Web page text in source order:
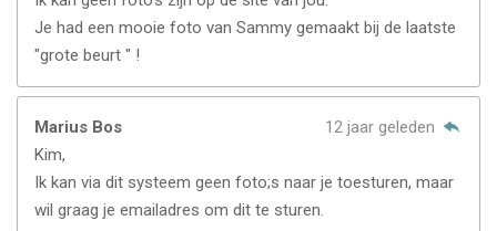
Je had een mooie foto van Sammy gemaakt bij de laatste
"grote beurt " !
Marius Bos
12 jaar geleden
Kim,
Ik kan via dit systeem geen foto;s naar je toesturen, maar
wil graag je emailadres om dit te sturen.